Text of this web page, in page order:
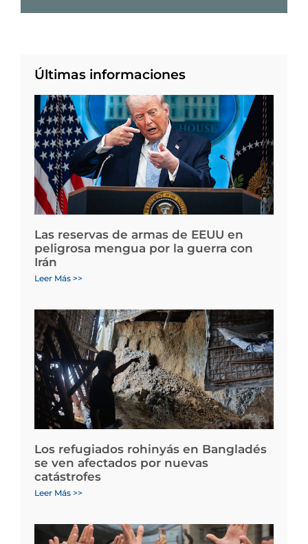
Últimas informaciones
Las reservas de armas de EEUU en
peligrosa mengua por la guerra con
Irán
Leer Más >>
Los refugiados rohinyás en Bangladés
se ven afectados por nuevas
catástrofes
Leer Más >>